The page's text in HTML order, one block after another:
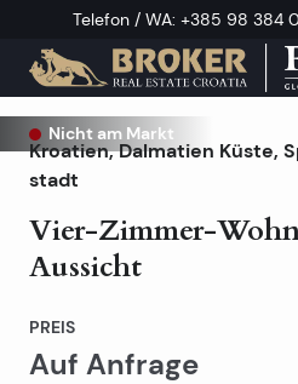
Telefon / WA: +385 98 384
Nicht am Markt
Kroatien,Dalmatien Küste,
stadt
Vier-Zimmer-
Aussicht
PREIS
Auf Anfrage